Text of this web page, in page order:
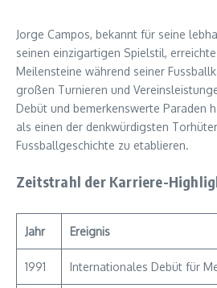
Jorge Campos, bekannt für seine
seinen einzigartigen Spielstil,
Meilensteine während seiner
großen Turnieren und
Debüt und bemerkenswerte Paraden
als einen der denkwürdigsten
Fussballgeschichte zu etablieren.
Zeitstrahl der Karriere-
Jahr Ereignis
1991 Internationales Debüt für